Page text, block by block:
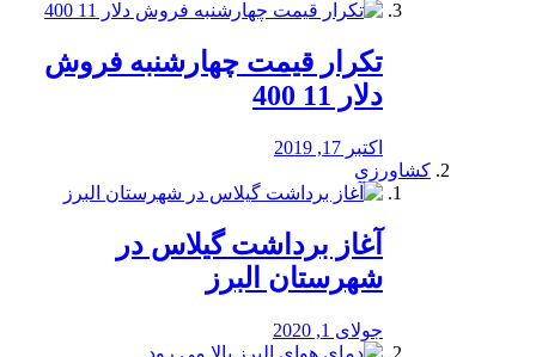
تکرار قیمت چهارشنبه فروش
دلار 11 400
اکتبر 17, 2019
کشاورزی
آغاز برداشت گیلاس در
شهرستان البرز
جولای 1, 2020